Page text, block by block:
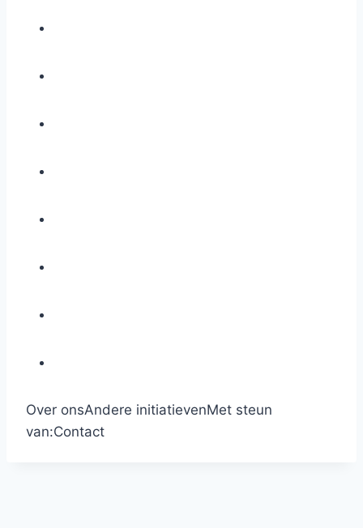
Over onsAndere initiatievenMet steun
van:Contact